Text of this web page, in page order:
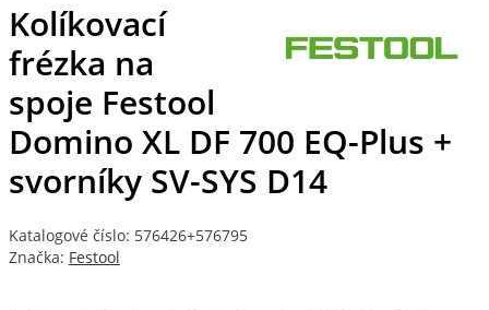
Kolíkovací
frézka na
spoje Festool
Domino XL DF 700 EQ-Plus +
svorníky SV-SYS D14
Katalogové číslo: 576426+576795
Značka: Festool